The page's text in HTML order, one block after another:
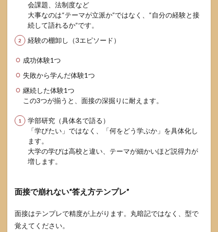
会課題、法制度など
大事なのは“テーマが立派か”ではなく、“自分の経験と接
続して語れるか”です。
経験の棚卸し（3エピソード）
成功体験1つ
失敗から学んだ体験1つ
継続した体験1つ
この3つが揃うと、面接の深掘りに耐えます。
学部研究（具体名で語る）
「学びたい」ではなく、「何をどう学ぶか」を具体化し
ます。
大学の学びは高校と違い、テーマが細かいほど説得力が
増します。
面接で崩れない“答え方テンプレ”
面接はテンプレで精度が上がります。丸暗記ではなく、型で
覚えてください。